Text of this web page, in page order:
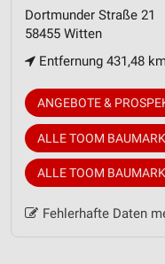
Dortmunder Straße 21
58455 Witten
Entfernung 431,48
ANGEBOTE &
ALLE TOOM
ALLE TOOM
Fehlerhafte Daten